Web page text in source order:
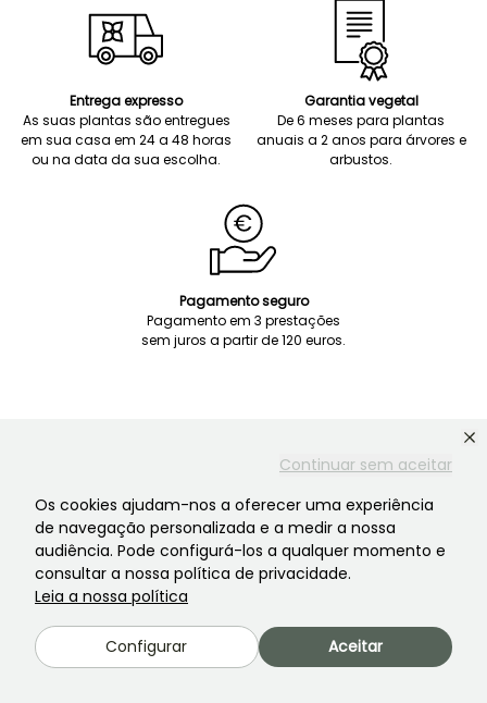
Continuar sem aceitar
Os cookies ajudam-nos a oferecer uma experiência
de navegação personalizada e a medir a nossa
audiência. Pode configurá-los a qualquer momento e
consultar a nossa política de privacidade.
Leia a nossa política
Configurar Aceitar
Entrega expresso
As suas plantas são entregues
em sua casa em 24 a 48 horas
ou na data da sua escolha.
Garantia vegetal
De 6 meses para plantas
anuais a 2 anos para árvores e
arbustos.
Pagamento seguro
Pagamento em 3 prestações
sem juros a partir de 120 euros.
Serviço de apoio ao cliente
Há sempre alguém para o ajudar!
Contacte-nos! Clique aqui